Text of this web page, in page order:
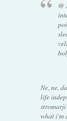
@
Ne, ne,
life
stromarji
what i'm